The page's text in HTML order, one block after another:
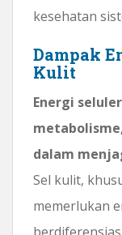
kesehatan
Dampak
Kulit
Energi
dalam
Sel kulit,
memerlukan